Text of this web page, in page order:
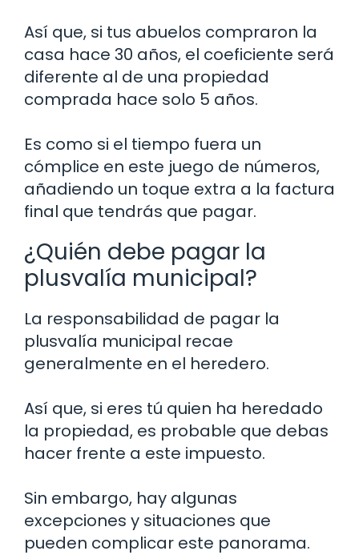
Así que, si tus abuelos compraron la
casa hace 30 años, el coeficiente será
diferente al de una propiedad
comprada hace solo 5 años.
Es como si el tiempo fuera un
cómplice en este juego de números,
añadiendo un toque extra a la factura
final que tendrás que pagar.
¿Quién debe pagar la
plusvalía municipal?
La responsabilidad de pagar la
plusvalía municipal recae
generalmente en el heredero.
Así que, si eres tú quien ha heredado
la propiedad, es probable que debas
hacer frente a este impuesto.
Sin embargo, hay algunas
excepciones y situaciones que
pueden complicar este panorama.